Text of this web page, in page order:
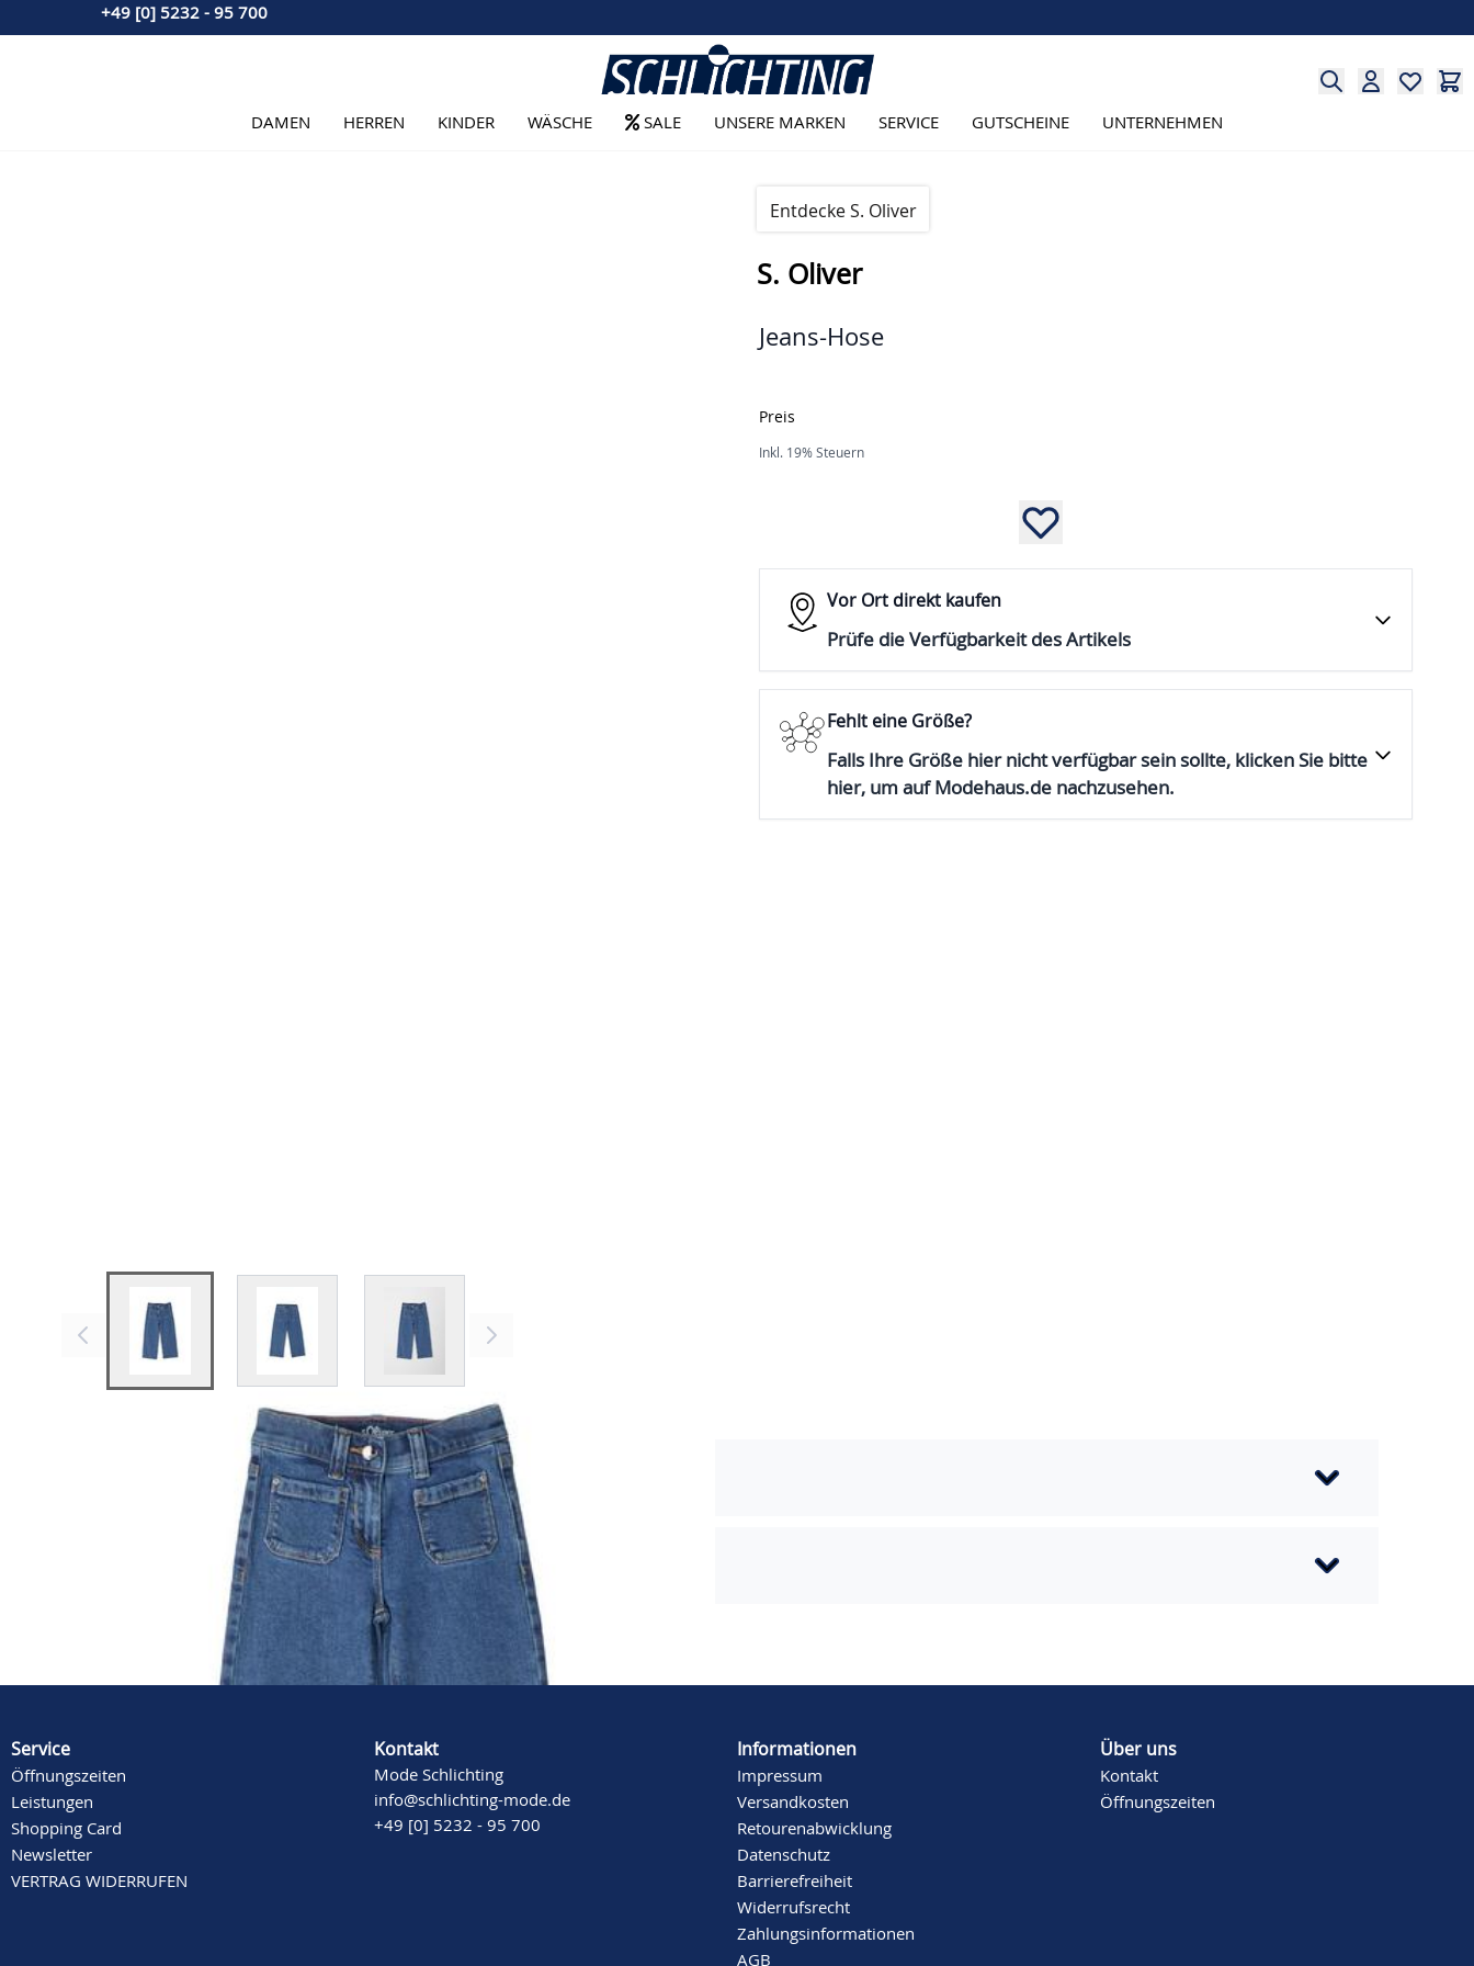
+49 [0] 5232 - 95 700
DAMEN HERREN KINDER WÄSCHE SALE UNSERE MARKEN SERVICE GUTSCHEINE UNTERNEHMEN
Entdecke S. Oliver
S. Oliver
Jeans-Hose
View larger image
Preis
Inkl. 19% Steuern
Vor Ort direkt kaufen
Prüfe die Verfügbarkeit des Artikels
Fehlt eine Größe?
Falls Ihre Größe hier nicht verfügbar sein sollte, klicken Sie bitte
hier, um auf Modehaus.de nachzusehen.
Beschreibung
Mehr Informationen
Service
Öffnungszeiten
Leistungen
Shopping Card
Newsletter
VERTRAG WIDERRUFEN
Kontakt
Mode Schlichting
info@schlichting-mode.de
+49 [0] 5232 - 95 700
Informationen
Impressum
Versandkosten
Retourenabwicklung
Datenschutz
Barrierefreiheit
Widerrufsrecht
Zahlungsinformationen
AGB
Über uns
Kontakt
Öffnungszeiten